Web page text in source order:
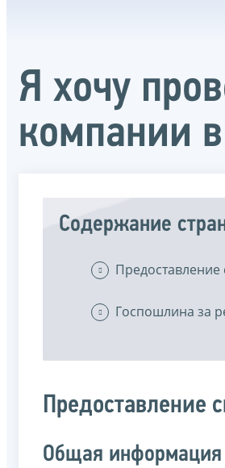
Я хочу
компании
Содержание
Госпошлина за
Предоставление
Общая информация